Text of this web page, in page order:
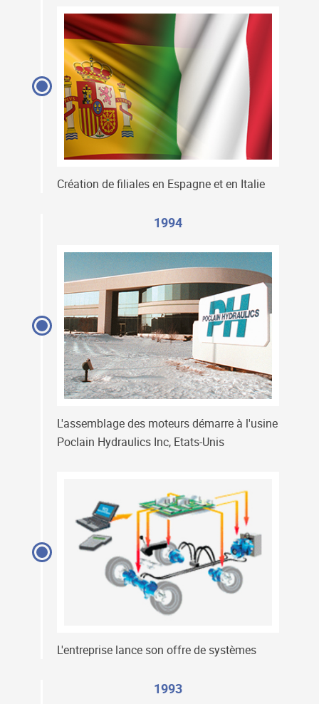
Création de filiales en Espagne et en Italie
1994
L'assemblage des moteurs démarre à l'usine
Poclain Hydraulics Inc, Etats-Unis
L'entreprise lance son offre de systèmes
1993